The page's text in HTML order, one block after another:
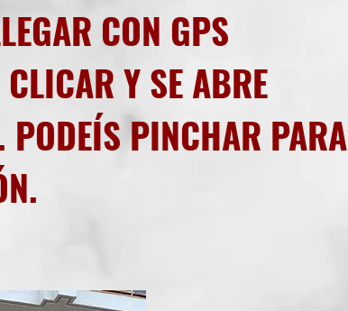
CON GPS
Y SE ABRE
PODEÍS PINCHAR PARA